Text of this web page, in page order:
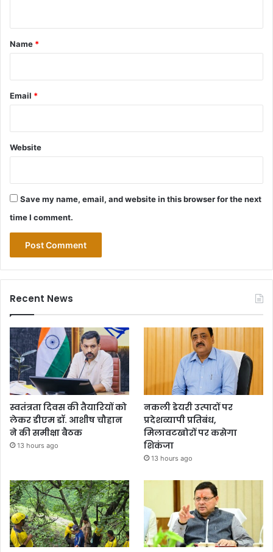
*
Name *
Email *
Website
Save my name, email, and website in this browser for the next
time I comment.
Recent News
स्वतंत्रता दिवस की तैयारियों को
लेकर डीएम डॉ. आशीष चौहान
ने की समीक्षा बैठक
13 hours ago
नकली डेयरी उत्पादों पर
प्रदेशव्यापी प्रतिबंध,
मिलावटखोरों पर कसेगा
शिकंजा
13 hours ago